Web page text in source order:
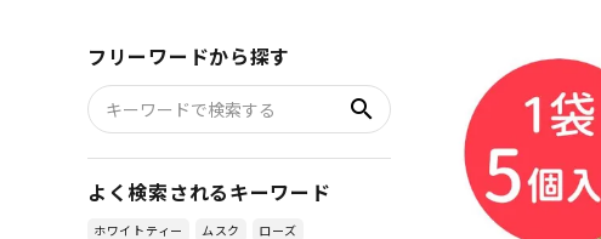
フリーワードから探す
search
よく検索されるキーワード
ホワイトティー ムスク
ローズ